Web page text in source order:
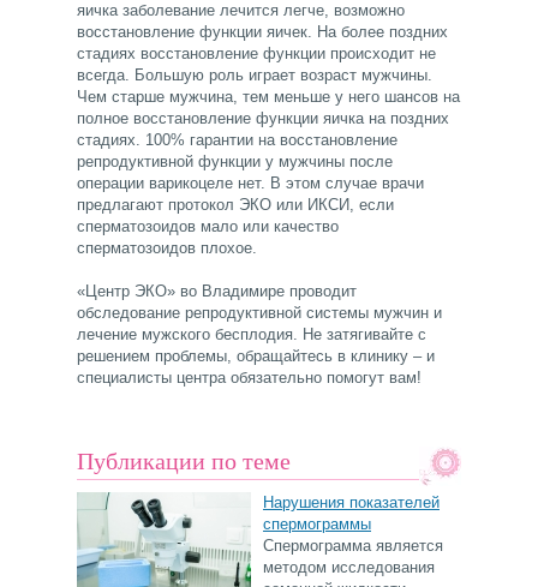
яичка заболевание лечится легче, возможно
восстановление функции яичек. На более поздних
стадиях восстановление функции происходит не
всегда. Большую роль играет возраст мужчины.
Чем старше мужчина, тем меньше у него шансов на
полное восстановление функции яичка на поздних
стадиях. 100% гарантии на восстановление
репродуктивной функции у мужчины после
операции варикоцеле нет. В этом случае врачи
предлагают протокол ЭКО или ИКСИ, если
сперматозоидов мало или качество
сперматозоидов плохое.
«Центр ЭКО» во Владимире проводит
обследование репродуктивной системы мужчин и
лечение мужского бесплодия. Не затягивайте с
решением проблемы, обращайтесь в клинику – и
специалисты центра обязательно помогут вам!
Публикации по теме
Нарушения показателей
спермограммы
Спермограмма является
методом исследования